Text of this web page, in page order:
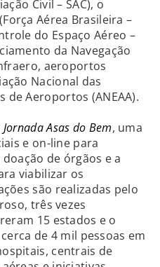
Civil – SAC), o
Aérea Brasileira –
do Espaço Aéreo –
da Navegação
aeroportos
Nacional das
de Aeroportos (ANEAA).
Jornada Asas do Bem, uma
e on-line para
de órgãos e a
viabilizar os
são realizadas pelo
três vezes
15 estados e o
de 4 mil pessoas em
centrais de